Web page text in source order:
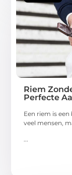
Riem
Perfecte
Een riem is
veel mensen,
...